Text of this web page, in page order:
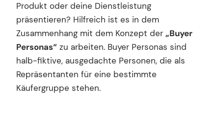
Produkt oder deine Dienstleistung
präsentieren? Hilfreich ist es in dem
Zusammenhang mit dem Konzept der „Buyer
Personas“ zu arbeiten. Buyer Personas sind
halb-fiktive, ausgedachte Personen, die als
Repräsentanten für eine bestimmte
Käufergruppe stehen.